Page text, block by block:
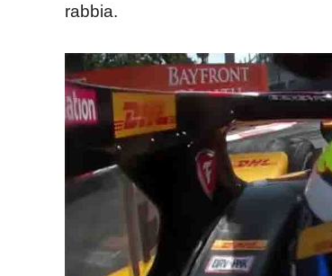
rabbia.